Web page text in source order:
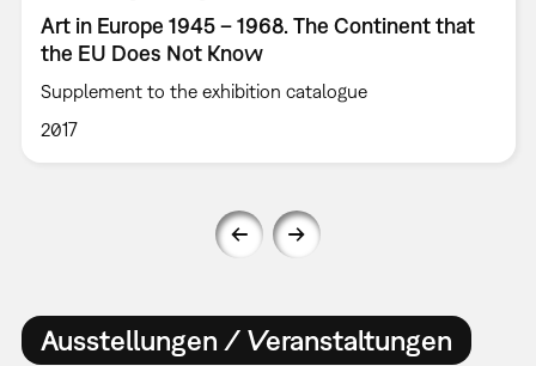
Art in Europe 1945 – 1968. The Continent that
the EU Does Not Know
Supplement to the exhibition catalogue
2017
Ausstellungen / Veranstaltungen